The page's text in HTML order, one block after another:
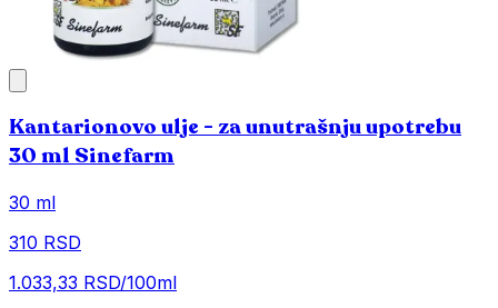
Kantarionovo ulje - za unutrašnju upotrebu
30 ml Sinefarm
30 ml
310 RSD
1.033,33 RSD/100ml